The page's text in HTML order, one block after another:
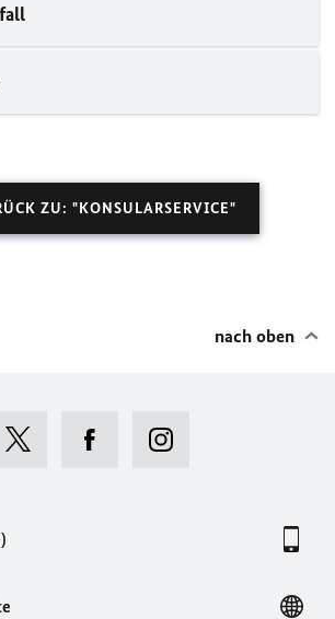
ZU: "KONSULARSERVICE"
nach oben